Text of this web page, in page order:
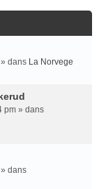
dans La Norvege
pm » dans
dans